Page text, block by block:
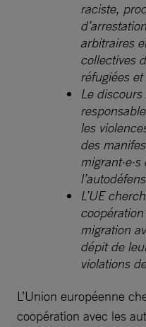
raciste,
arbitraires
collectives
réfugiées
Le
les
des
L’UE
migration
dépit de
violations
L’Union européenne
coopération avec les